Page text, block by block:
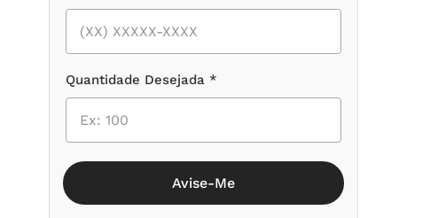
Quantidade Desejada *
Avise-Me